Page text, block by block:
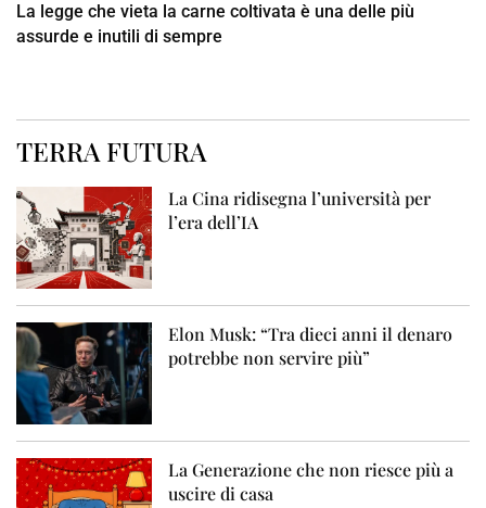
La legge che vieta la carne coltivata è una delle più
assurde e inutili di sempre
TERRA FUTURA
La Cina ridisegna l’università per
l’era dell’IA
Elon Musk: “Tra dieci anni il denaro
potrebbe non servire più”
La Generazione che non riesce più a
uscire di casa